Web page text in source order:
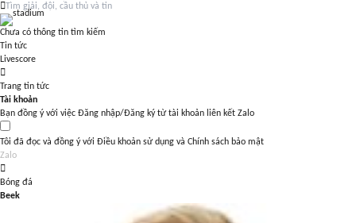
Chưa có thông tin tìm kiếm
Tin tức
Livescore
Trang tin tức
Tài khoản
Bạn đồng ý với việc Đăng nhập/Đăng ký từ tài khoản liên kết Zalo
Tôi đã đọc và đồng ý với Điều khoản sử dụng và Chính sách bảo mật
Zalo
Bóng đá
Beek